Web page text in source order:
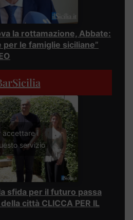
la rottamazione, Abbate:
le famiglie siciliane”
accettare i
servizio
sfida per il futuro passa
città CLICCA PER IL